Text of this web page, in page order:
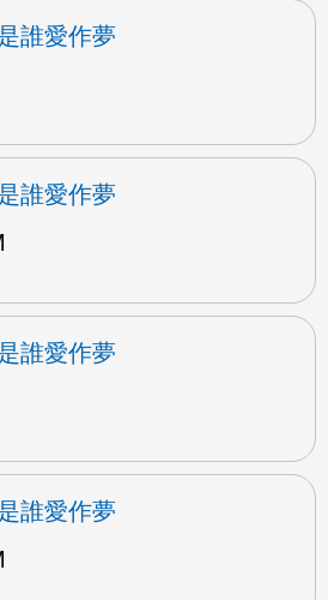
誰愛作夢
誰愛作夢
誰愛作夢
誰愛作夢